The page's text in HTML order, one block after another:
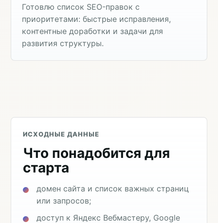
Готовлю список SEO-правок с
приоритетами: быстрые исправления,
контентные доработки и задачи для
развития структуры.
ИСХОДНЫЕ ДАННЫЕ
Что понадобится для
старта
домен сайта и список важных страниц
или запросов;
доступ к Яндекс Вебмастеру, Google